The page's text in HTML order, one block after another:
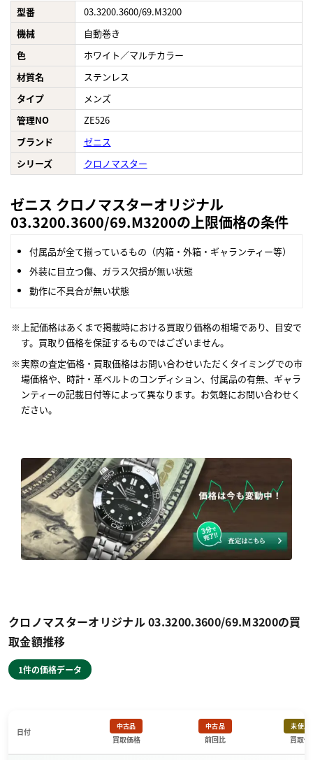
型番
03.3200.3600/69.M3200
機械
自動巻き
色
ホワイト／マルチカラー
材質名
ステンレス
タイプ
メンズ
管理NO
ZE526
ブランド
ゼニス
シリーズ
クロノマスター
ゼニス クロノマスターオリジナル
03.3200.3600/69.M3200の上限価格の条件
付属品が全て揃っているもの（内箱・外箱・ギャランティー等）
外装に目立つ傷、ガラス欠損が無い状態
動作に不具合が無い状態
上記価格はあくまで掲載時における買取り価格の相場であり、目安で
す。買取り価格を保証するものではございません。
実際の査定価格・買取価格はお問い合わせいただくタイミングでの市
場価格や、時計・革ベルトのコンディション、付属品の有無、ギャラ
ンティーの記載日付等によって異なります。お気軽にお問い合わせく
ださい。
クロノマスターオリジナル 03.3200.3600/69.M3200の買
取金額推移
1件の価格データ
日付
中古品
買取価格
中古品
前回比
未使用
買取価